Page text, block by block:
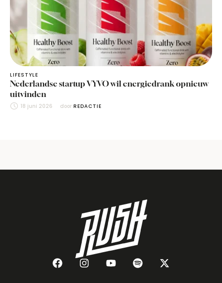
LIFESTYLE
Nederlandse startup VYVO wil energiedrank opnieuw
uitvinden
18 juni 2026 door REDACTIE